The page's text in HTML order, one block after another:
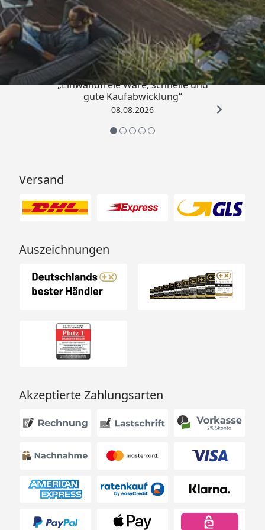
Trusted Shops
4,83/ 5
„Einwandfreie Ware, schnelle und
gute Kaufabwicklung“
08.08.2026
Versand
Auszeichnungen
Akzeptierte Zahlungsarten